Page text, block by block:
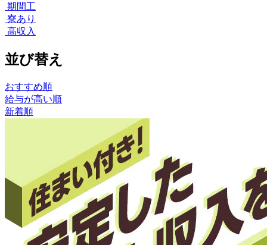
期間工
寮あり
高収入
並び替え
おすすめ順
給与が高い順
新着順